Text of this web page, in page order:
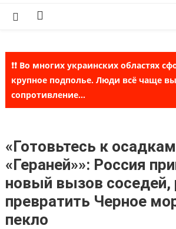
❗❗ Во многих украинских областях
крупное подполье. Люди всё чаще
сопротивление...
«Готовьтесь к
«Гераней»»: Россия
новый вызов
превратить Черное
пекло